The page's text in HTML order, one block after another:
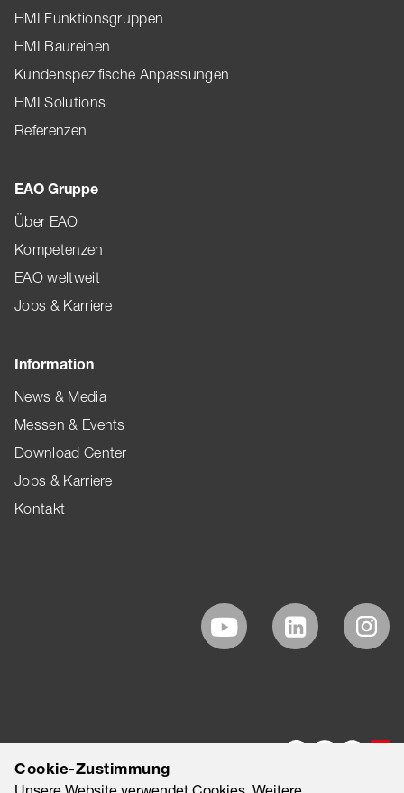
HMI Funktionsgruppen
HMI Baureihen
Kundenspezifische Anpassungen
HMI Solutions
Referenzen
EAO Gruppe
Über EAO
Kompetenzen
EAO weltweit
Jobs & Karriere
Information
News & Media
Messen & Events
Download Center
Jobs & Karriere
Kontakt
Cookie-Zustimmung